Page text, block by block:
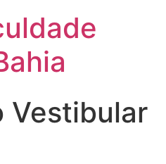
Vestibular